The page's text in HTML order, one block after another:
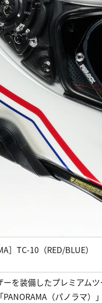
］TC-10（RED/BLUE）
を装備したプレミアム
（パノラマ